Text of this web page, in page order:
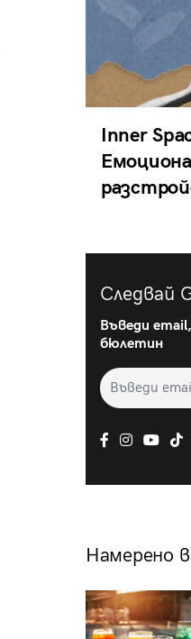
Inner
Следвай
Въведи
бюлетин
Намерено в